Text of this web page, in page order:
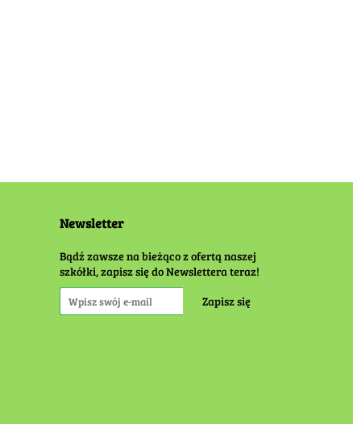
Newsletter
Bądź zawsze na bieżąco z ofertą naszej
szkółki, zapisz się do Newslettera teraz!